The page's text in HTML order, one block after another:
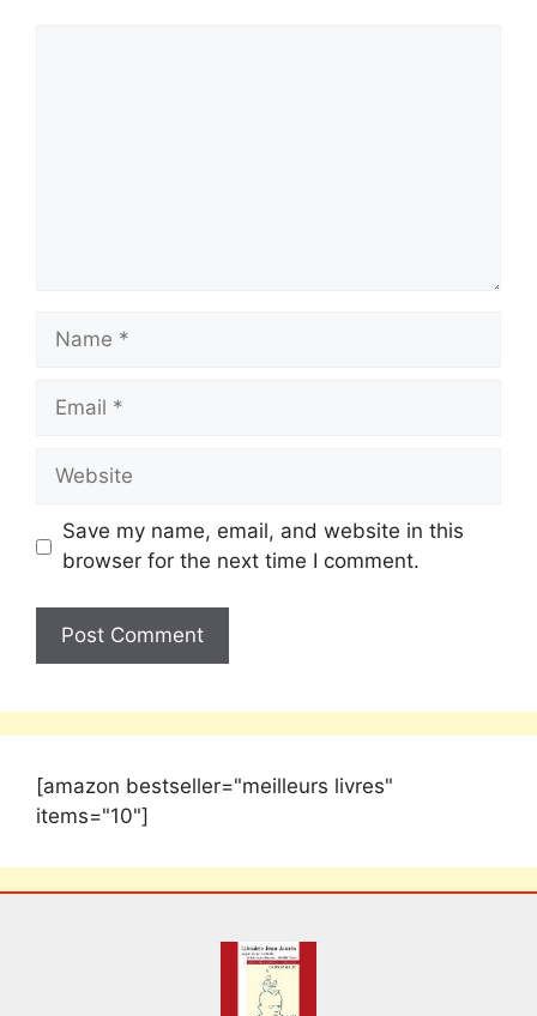
Save my name, email, and website in this
browser for the next time I comment.
[amazon bestseller="meilleurs livres"
items="10"]